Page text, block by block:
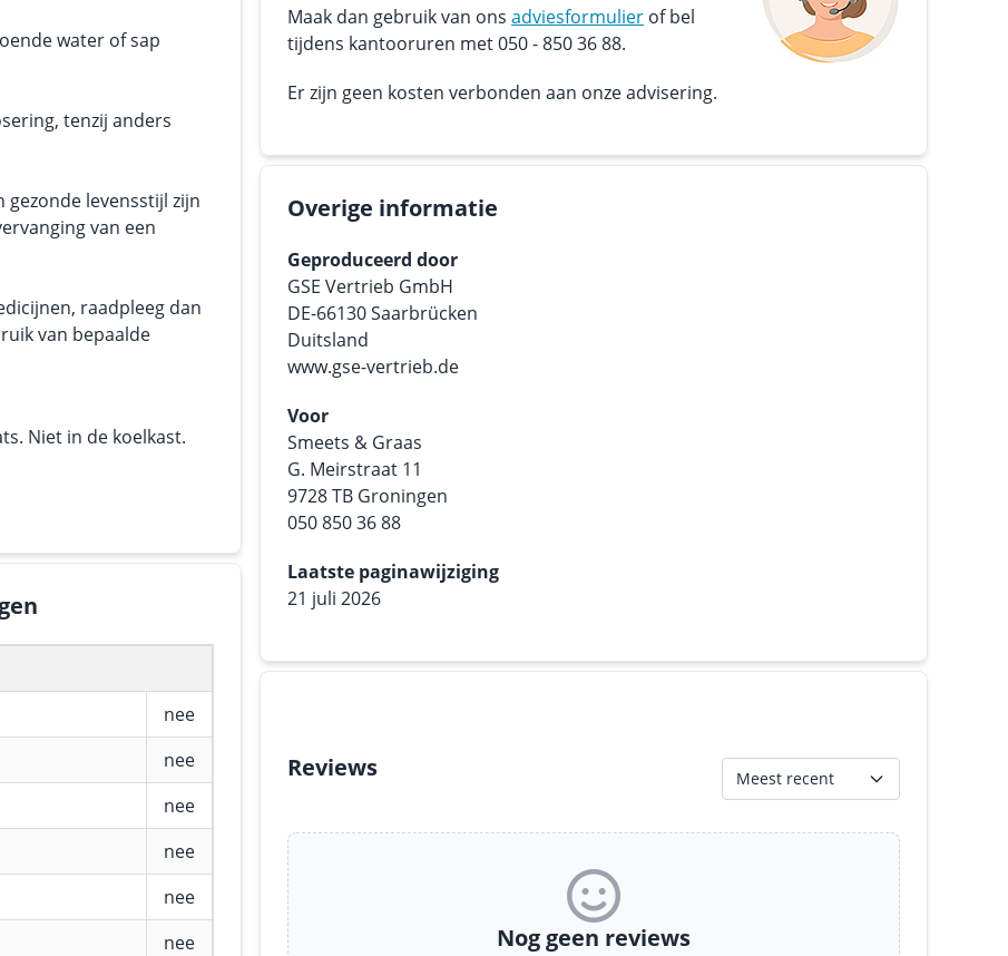
water of sap
tenzij anders
gezonde levensstijl zijn
van een
raadpleeg dan
van bepaalde
Niet in de koelkast.
nee
nee
nee
nee
nee
nee
Maak dan gebruik van ons adviesformulier of bel
tijdens kantooruren met 050 - 850 36 88.
Er zijn geen kosten verbonden aan onze advisering.
Overige informatie
Geproduceerd door
GSE Vertrieb GmbH
DE-66130 Saarbrücken
Duitsland
www.gse-vertrieb.de
Voor
Smeets & Graas
G. Meirstraat 11
9728 TB Groningen
050 850 36 88
Laatste paginawijziging
21 juli 2026
Reviews Meest recent
Nog geen reviews